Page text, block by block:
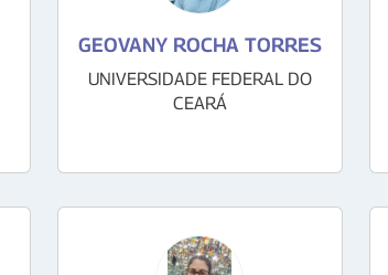
GEOVANY ROCHA TORRES
UNIVERSIDADE FEDERAL DO
CEARÁ